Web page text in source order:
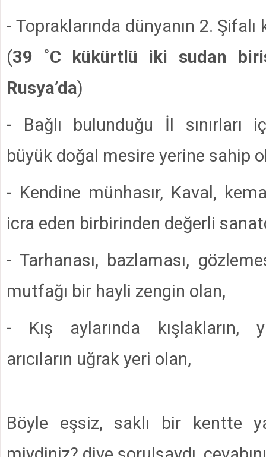
- Topraklarında dünyanın 2. Şifalı
(39 ˚C kükürtlü iki sudan
Rusya’da)
- Bağlı bulunduğu İl sınırları
büyük doğal mesire yerine sahip
- Kendine münhasır, Kaval,
icra eden birbirinden değerli
- Tarhanası, bazlaması,
mutfağı bir hayli zengin olan,
- Kış aylarında kışlakların,
arıcıların uğrak yeri olan,
Böyle eşsiz, saklı bir kentte